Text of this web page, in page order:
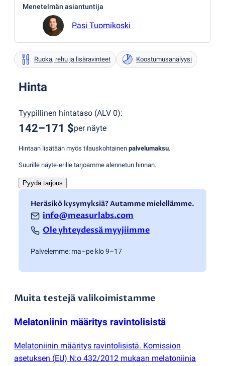
Menetelmän asiantuntija
Pasi Tuomikoski
Ruoka, rehu ja lisäravinteet Koostumusanalyysi
Hinta
Tyypillinen hintataso (ALV 0):
142–171 $per näyte
Hintaan lisätään myös tilauskohtainen palvelumaksu.
Suurille näyte-erille tarjoamme alennetun hinnan.
Pyydä tarjous
Heräsikö kysymyksiä? Autamme mielellämme.
info@measurlabs.com
Ole yhteydessä myyjiimme
Palvelemme: ma–pe klo 9–17
Muita testejä valikoimistamme
Melatoniinin määritys ravintolisistä
Melatoniinin määritys ravintolisistä. Komission
asetuksen (EU) N:o 432/2012 mukaan melatoniinia